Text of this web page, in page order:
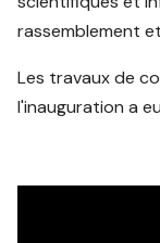
rassemblement
Les travaux de
l'inauguration a